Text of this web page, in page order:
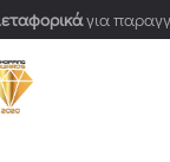
για